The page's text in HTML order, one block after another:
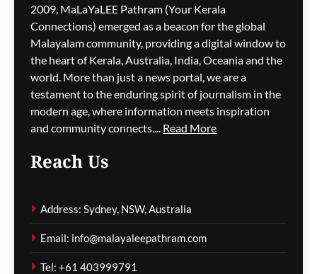
മെസ്സിയെ ലക്ഷ്യമിട്ട്
ബോംബ് ആക്രമണ
ഭീഷണി; ലോകകപ്പിനിടെ
സുരക്ഷാഭീഷണികൾ
വെളിപ്പെടുത്തി ചോർന്ന
പൊലീസ് റിപ്പോർട്ട്
മെഹ്റു ഇസ്മായില്‍
കോടതിയിലും ബഹളം,
ജാമ്യരേഖകൾ
കീറിയെറിഞ്ഞ് പ്രതി
മെഹ്റു ഇസ്മായില്‍
2009, MaLaYaLEE Pathram (Your Kerala
Connections) emerged as a beacon for the global
Malayalam community, providing a digital window to
the heart of Kerala, Australia, India, Oceania and the
world. More than just a news portal, we are a
testament to the enduring spirit of journalism in the
modern age, where information meets inspiration
and community connects.... Read More
Reach Us
Address: Sydney, NSW, Australia
Email: info@malayaleepathram.com
Tel: +61 403999791